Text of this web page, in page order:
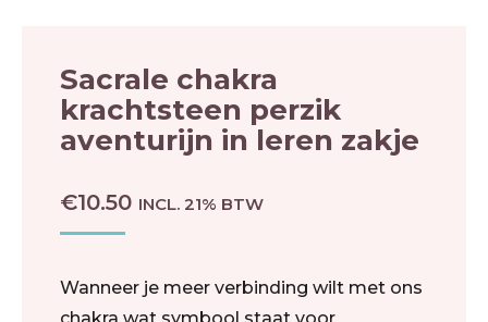
Sacrale chakra
krachtsteen perzik
aventurijn in leren zakje
€10.50 INCL. 21% BTW
Wanneer je meer verbinding wilt met ons